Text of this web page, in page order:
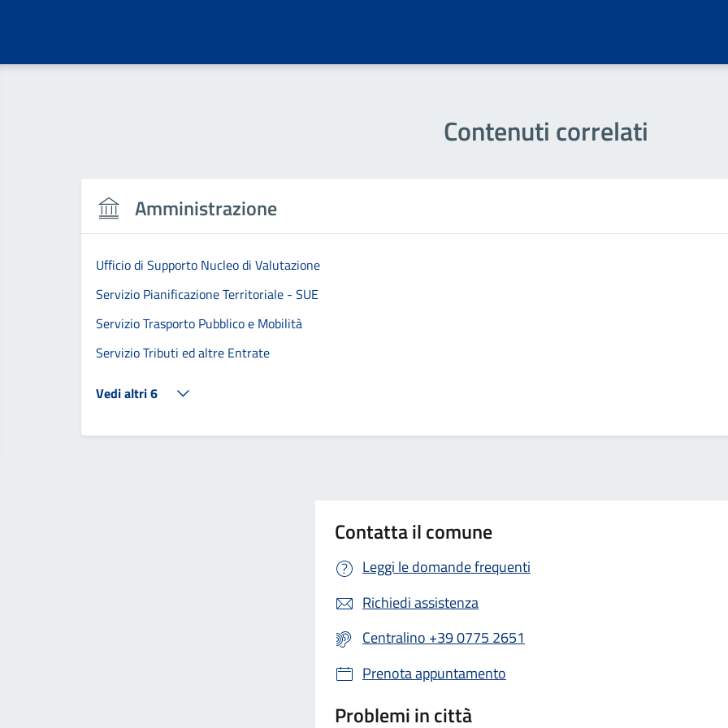
Contenuti correlati
Amministrazione
Ufficio di Supporto Nucleo di Valutazione
Servizio Pianificazione Territoriale - SUE
Servizio Trasporto Pubblico e Mobilità
Servizio Tributi ed altre Entrate
Vedi altri 6
Contatta il comune
Leggi le domande frequenti
Richiedi assistenza
Centralino +39 0775 2651
Prenota appuntamento
Problemi in città